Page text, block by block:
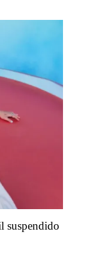
suspendido